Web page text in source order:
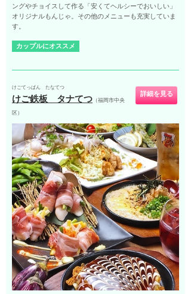
ングやチョイスして作る「安くてヘルシーでおいしい」
オリジナルもんじゃ。その他のメニューも充実していま
す。
カップルにオススメ
けごてっぱん たなてつ
けご鉄板 タナてつ （福岡市中央
区）
詳細を見る